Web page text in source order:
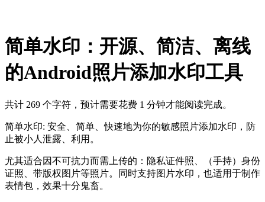
简单水印：开源、简洁、离线
的Android照片添加水印工具
共计 269 个字符，预计需要花费 1 分钟才能阅读完成。
简单水印: 安全、简单、快速地为你的敏感照片添加水印，防
止被小人泄露、利用。
尤其适合因不可抗力而需上传的：隐私证件照、（手持）身份
证照、带版权图片等照片。同时支持图片水印，也适用于制作
表情包，效果十分鬼畜。